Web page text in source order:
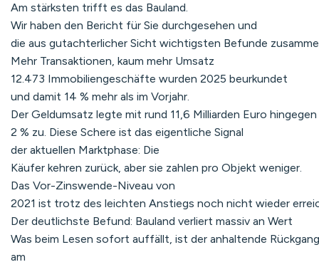
Am stärksten trifft es das Bauland.
Wir haben den Bericht für Sie durchgesehen und
die aus gutachterlicher Sicht wichtigsten Befunde
Mehr Transaktionen, kaum mehr Umsatz
12.473 Immobiliengeschäfte wurden 2025 beurkundet
und damit 14 % mehr als im Vorjahr.
Der Geldumsatz legte mit rund 11,6 Milliarden Euro
2 % zu. Diese Schere ist das eigentliche Signal
der aktuellen Marktphase: Die
Käufer kehren zurück, aber sie zahlen pro Objekt weniger.
Das Vor-Zinswende-Niveau von
2021 ist trotz des leichten Anstiegs noch nicht wieder
Der deutlichste Befund: Bauland verliert massiv an Wert
Was beim Lesen sofort auffällt, ist der anhaltende
am